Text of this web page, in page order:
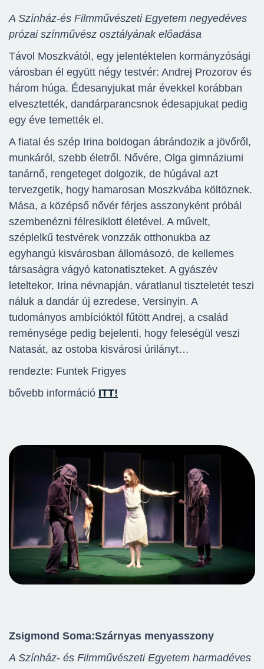
A Színház-és Filmművészeti Egyetem negyedéves
prózai színművész osztályának előadása
Távol Moszkvától, egy jelentéktelen kormányzósági
városban él együtt négy testvér: Andrej Prozorov és
három húga. Édesanyjukat már évekkel korábban
elvesztették, dandárparancsnok édesapjukat pedig
egy éve temették el.
A fiatal és szép Irina boldogan ábrándozik a jövőről,
munkáról, szebb életről. Nővére, Olga gimnáziumi
tanárnő, rengeteget dolgozik, de húgával azt
tervezgetik, hogy hamarosan Moszkvába költöznek.
Mása, a középső nővér férjes asszonyként próbál
szembenézni félresiklott életével. A művelt,
széplelkű testvérek vonzzák otthonukba az
egyhangú kisvárosban állomásozó, de kellemes
társaságra vágyó katonatiszteket. A gyászév
leteltekor, Irina névnapján, váratlanul tiszteletét teszi
náluk a dandár új ezredese, Versinyin. A
tudományos ambícióktól fűtött Andrej, a család
reménysége pedig bejelenti, hogy feleségül veszi
Natasát, az ostoba kisvárosi úrilányt…
rendezte: Funtek Frigyes
bővebb információ ITT!
Zsigmond Soma:Szárnyas menyasszony
A Színház- és Filmművészeti Egyetem harmadéves